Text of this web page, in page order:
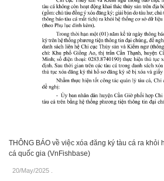
THÔNG BÁO về việc xóa đăng ký tàu cá ra
cá quốc gia (VnFishbase)
20/May/2025